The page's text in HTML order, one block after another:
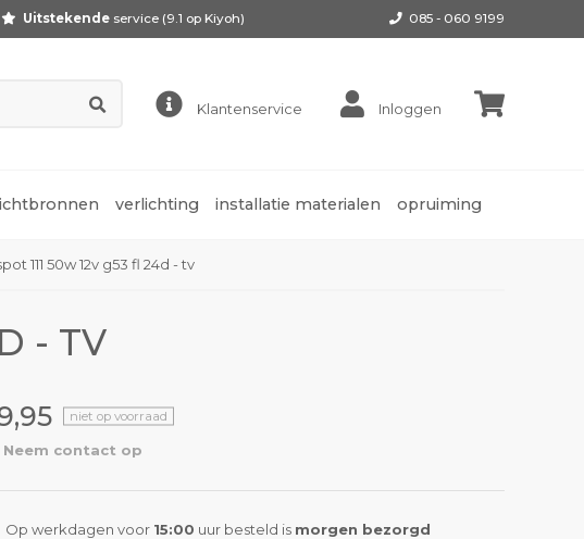
Uitstekendeservice (9.1 op Kiyoh) 085 - 060 9199
Klantenservice Inloggen
verlichting installatie materialen opruiming
111 50w 12v g53 fl 24d - tv
- TV
niet op voorraad
Neem contact op
Op werkdagen voor 15:00 uur besteld is morgen bezorgd